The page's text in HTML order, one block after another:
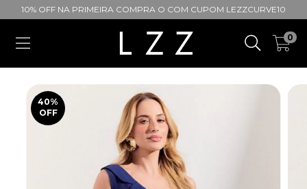
10% OFF NA PRIMEIRA COMPRA O COM CUPOM LEZZCURVE10
0
40%
OFF